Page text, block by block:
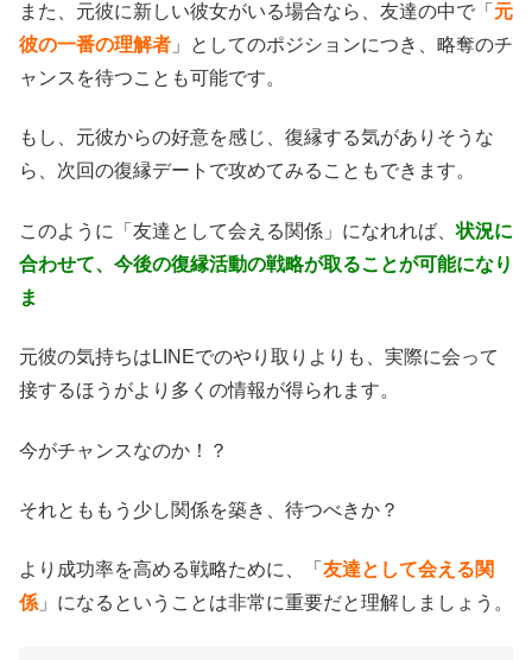
また、元彼に新しい彼女がいる場合なら、友達の中で「 元
彼の一番の理解者 」としてのポジションにつき、略奪のチ
ャンスを待つことも可能です。
もし、元彼からの好意を感じ、復縁する気がありそうな
ら、次回の復縁デートで攻めてみることもできます。
このように「友達として会える関係」になれれば、状況に
合わせて、今後の復縁活動の戦略が取ることが可能になり
ま
元彼の気持ちはLINEでのやり取りよりも、実際に会って
接するほうがより多くの情報が得られます。
今がチャンスなのか！？
それとももう少し関係を築き、待つべきか？
より成功率を高める戦略ために、「 友達として会える関
係」になるということは非常に重要だと理解しましょう。